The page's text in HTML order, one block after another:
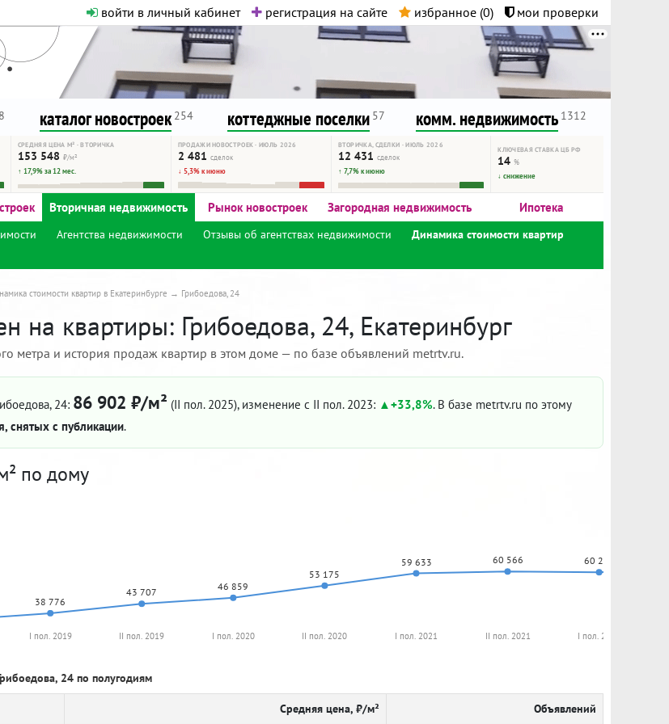
войти в личный кабинет регистрация на сайте избранное (0) мои проверки
Никакого шок-контента.
как он помогает вам. Удачи!
каталог новостроек 254 коттеджные поселки 57 комм. недвижимость 1312
СРЕДНЯЯ ЦЕНА М² · ВТОРИЧКА
153 548 ₽/м²
↑ 17,9% за 12 мес.
ПРОДАЖИ НОВОСТРОЕК · ИЮЛЬ 2026
2 481 сделок
↓ 5,3% к июню
ВТОРИЧКА, СДЕЛКИ · ИЮЛЬ 2026
12 431 сделок
↑ 7,7% к июню
КЛЮЧЕВАЯ СТАВКА ЦБ РФ
14%
↓ снижение
Вторичная недвижимость Рынок новостроек Загородная недвижимость Ипотека
Агентства недвижимости Отзывы об агентствах недвижимости
Динамика стоимости квартир
стоимости квартир в Екатеринбурге Грибоедова, 24
на квартиры: Грибоедова, 24, Екатеринбург
метра и история продаж квартир в этом доме — по базе объявлений metrtv.ru.
24: 86 902 ₽/м² (II пол. 2025), изменение с II пол. 2023: +33,8%. В базе metrtv.ru по этому
снятых с публикации.
по дому
38 776
43 707 46 859
53 175
59 633 60 566 60 204
I пол. 2019 II пол. 2019 I пол. 2020 II пол. 2020 I пол. 2021 II пол. 2021 I пол. 2022
24 по полугодиям
Средняя цена, ₽/м² Объявлений